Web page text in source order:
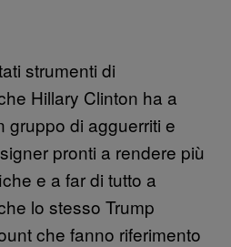
strumenti di
Hillary Clinton ha a
gruppo di agguerriti e
pronti a rendere più
e a far di tutto a
lo stesso Trump
che fanno riferimento